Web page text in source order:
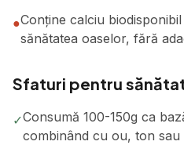
●Conține calciu
sănătatea oaselor, fără
Sfaturi pentru
✓Consumă 100-150g ca
combinând cu ou, ton